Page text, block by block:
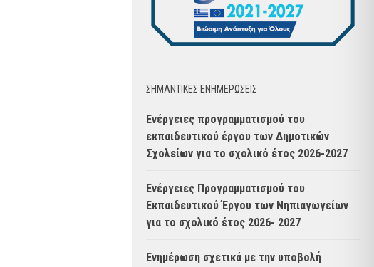
ΣΗΜΑΝΤΙΚΈΣ ΕΝΗΜΈΡΩΣΕΙΣ
Ενέργειες προγραμματισμού του
εκπαιδευτικού έργου των Δημοτικών
Σχολείων για το σχολικό έτος 2026-2027
Ενέργειες Προγραμματισμού του
Εκπαιδευτικού Έργου των Νηπιαγωγείων
για το σχολικό έτος 2026- 2027
Ενημέρωση σχετικά με την υποβολή